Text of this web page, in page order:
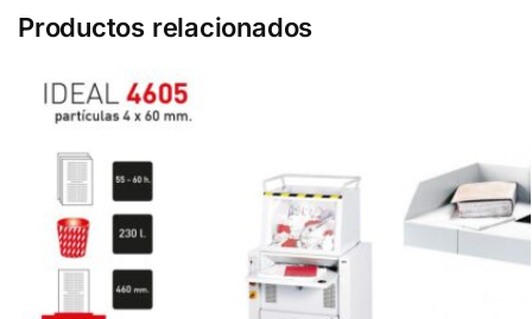
Productos relacionados